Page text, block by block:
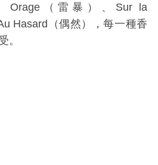
Orage（雷暴）
、Sur la
Hasard （偶然）
，每一種香
。